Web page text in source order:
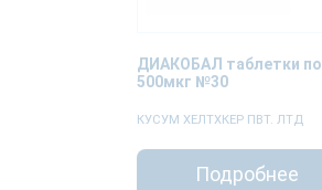
ДИАКОБАЛ таблетки по
500мкг №30
КУСУМ ХЕЛТХКЕР ПВТ. ЛТД
Подробнее